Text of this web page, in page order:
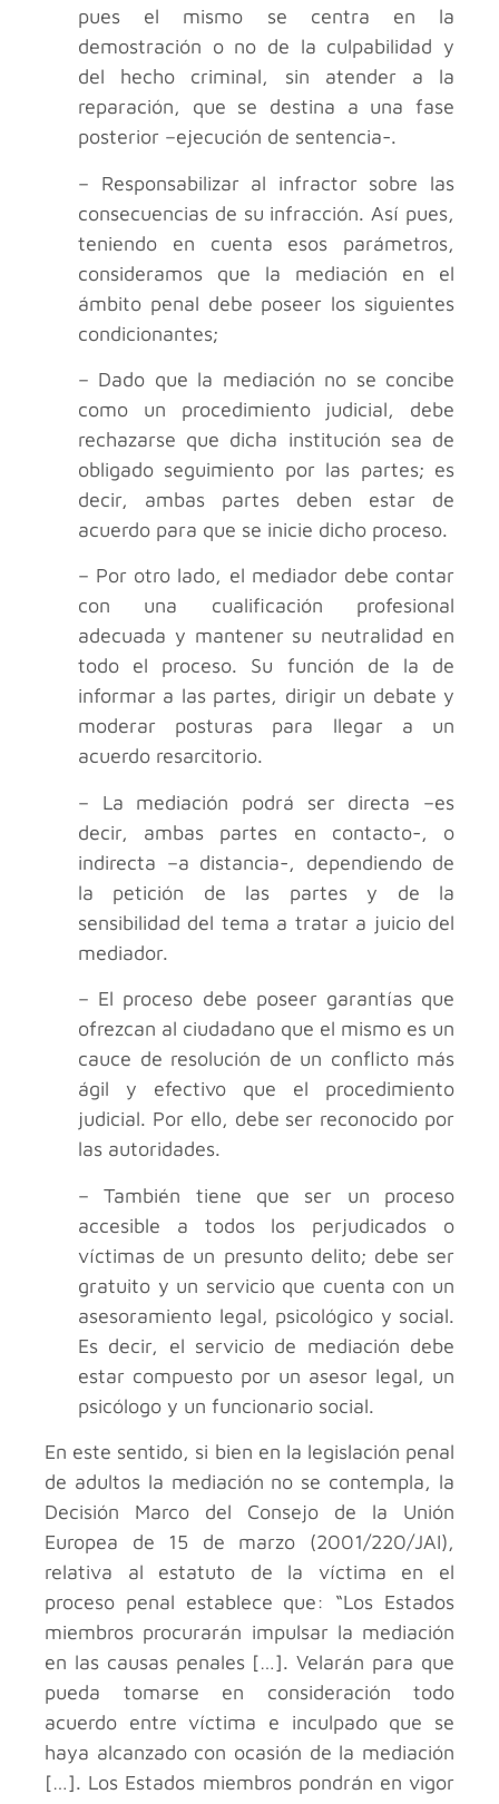
pues el mismo se centra en la
demostración o no de la culpabilidad y
del hecho criminal, sin atender a la
reparación, que se destina a una fase
posterior –ejecución de sentencia-.
– Responsabilizar al infractor sobre las
consecuencias de su infracción. Así pues,
teniendo en cuenta esos parámetros,
consideramos que la mediación en el
ámbito penal debe poseer los siguientes
condicionantes;
– Dado que la mediación no se concibe
como un procedimiento judicial, debe
rechazarse que dicha institución sea de
obligado seguimiento por las partes; es
decir, ambas partes deben estar de
acuerdo para que se inicie dicho proceso.
– Por otro lado, el mediador debe contar
con una cualificación profesional
adecuada y mantener su neutralidad en
todo el proceso. Su función de la de
informar a las partes, dirigir un debate y
moderar posturas para llegar a un
acuerdo resarcitorio.
– La mediación podrá ser directa –es
decir, ambas partes en contacto-, o
indirecta –a distancia-, dependiendo de
la petición de las partes y de la
sensibilidad del tema a tratar a juicio del
mediador.
– El proceso debe poseer garantías que
ofrezcan al ciudadano que el mismo es un
cauce de resolución de un conflicto más
ágil y efectivo que el procedimiento
judicial. Por ello, debe ser reconocido por
las autoridades.
– También tiene que ser un proceso
accesible a todos los perjudicados o
víctimas de un presunto delito; debe ser
gratuito y un servicio que cuenta con un
asesoramiento legal, psicológico y social.
Es decir, el servicio de mediación debe
estar compuesto por un asesor legal, un
psicólogo y un funcionario social.
En este sentido, si bien en la legislación penal
de adultos la mediación no se contempla, la
Decisión Marco del Consejo de la Unión
Europea de 15 de marzo (2001/220/JAI),
relativa al estatuto de la víctima en el
proceso penal establece que: “Los Estados
miembros procurarán impulsar la mediación
en las causas penales […]. Velarán para que
pueda tomarse en consideración todo
acuerdo entre víctima e inculpado que se
haya alcanzado con ocasión de la mediación
[…]. Los Estados miembros pondrán en vigor